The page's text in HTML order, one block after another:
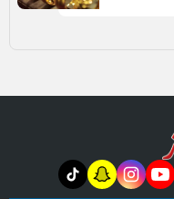
youtube
instagram
snapchat
tiktok